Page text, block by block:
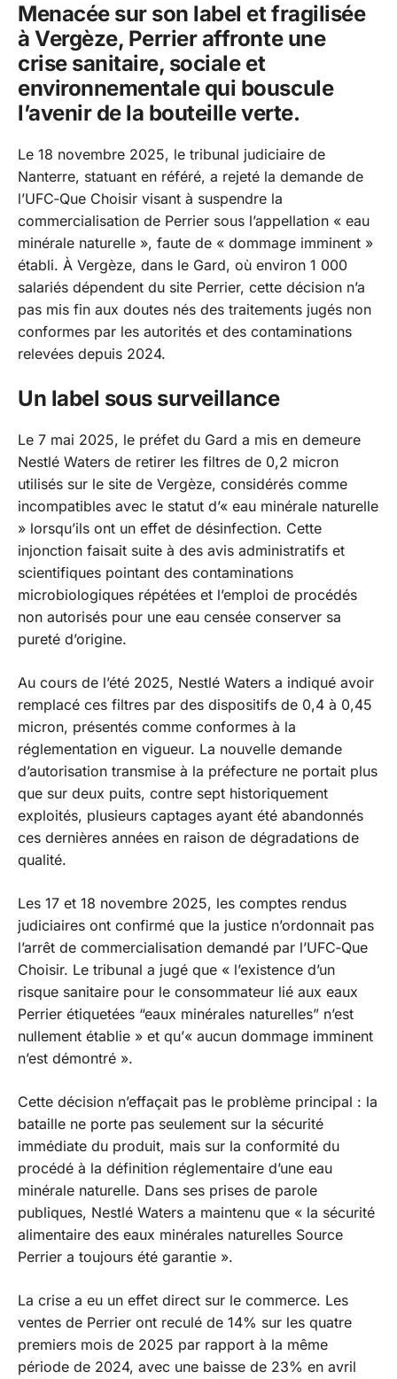
Menacée sur son label et fragilisée
à Vergèze, Perrier affronte une
crise sanitaire, sociale et
environnementale qui bouscule
l’avenir de la bouteille verte.
Le 18 novembre 2025, le tribunal judiciaire de
Nanterre, statuant en référé, a rejeté la demande de
l’UFC‑Que Choisir visant à suspendre la
commercialisation de Perrier sous l’appellation « eau
minérale naturelle », faute de « dommage imminent »
établi. À Vergèze, dans le Gard, où environ 1 000
salariés dépendent du site Perrier, cette décision n’a
pas mis fin aux doutes nés des traitements jugés non
conformes par les autorités et des contaminations
relevées depuis 2024.
Un label sous surveillance
Le 7 mai 2025, le préfet du Gard a mis en demeure
Nestlé Waters de retirer les filtres de 0,2 micron
utilisés sur le site de Vergèze, considérés comme
incompatibles avec le statut d’« eau minérale naturelle
» lorsqu’ils ont un effet de désinfection. Cette
injonction faisait suite à des avis administratifs et
scientifiques pointant des contaminations
microbiologiques répétées et l’emploi de procédés
non autorisés pour une eau censée conserver sa
pureté d’origine.
Au cours de l’été 2025, Nestlé Waters a indiqué avoir
remplacé ces filtres par des dispositifs de 0,4 à 0,45
micron, présentés comme conformes à la
réglementation en vigueur. La nouvelle demande
d’autorisation transmise à la préfecture ne portait plus
que sur deux puits, contre sept historiquement
exploités, plusieurs captages ayant été abandonnés
ces dernières années en raison de dégradations de
qualité.
Les 17 et 18 novembre 2025, les comptes rendus
judiciaires ont confirmé que la justice n’ordonnait pas
l’arrêt de commercialisation demandé par l’UFC‑Que
Choisir. Le tribunal a jugé que « l’existence d’un
risque sanitaire pour le consommateur lié aux eaux
Perrier étiquetées “eaux minérales naturelles” n’est
nullement établie » et qu’« aucun dommage imminent
n’est démontré ».
Cette décision n’effaçait pas le problème principal : la
bataille ne porte pas seulement sur la sécurité
immédiate du produit, mais sur la conformité du
procédé à la définition réglementaire d’une eau
minérale naturelle. Dans ses prises de parole
publiques, Nestlé Waters a maintenu que « la sécurité
alimentaire des eaux minérales naturelles Source
Perrier a toujours été garantie ».
La crise a eu un effet direct sur le commerce. Les
ventes de Perrier ont reculé de 14% sur les quatre
premiers mois de 2025 par rapport à la même
période de 2024, avec une baisse de 23% en avril